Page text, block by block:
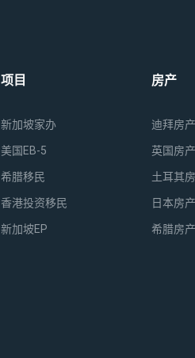
项目
新加坡家办
美国EB-5
希腊移民
香港投资移民
新加坡EP
房产
迪拜房产
英国房产
土耳其
日本房产
希腊房产